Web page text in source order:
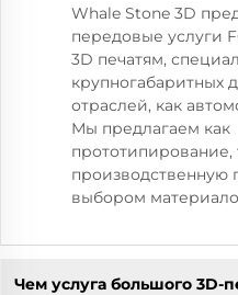
Whale Stone 3D
передовые услуги
3D печатям,
крупногабаритных
отраслей, как
Мы предлагаем как
прототипирование,
производственную
выбором
Чем услуга большого 3D-